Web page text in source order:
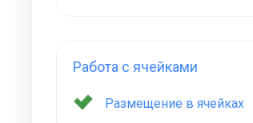
Работа с ячейками
Размещение в ячейках